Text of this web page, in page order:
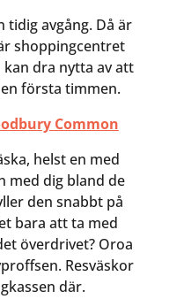
tidig avgång. Då är
shoppingcentret
dra nytta av att
första timmen.
Common
helst en med
med dig bland de
den snabbt på
bara att ta med
överdrivet? Oroa
Resväskor
där.